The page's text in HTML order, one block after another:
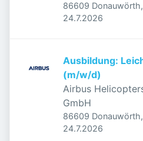
86609
Veröffentlicht
24.7.2026
Ausbildung:
(m/w/d)
Airbus
GmbH
86609
Veröffentlicht
24.7.2026